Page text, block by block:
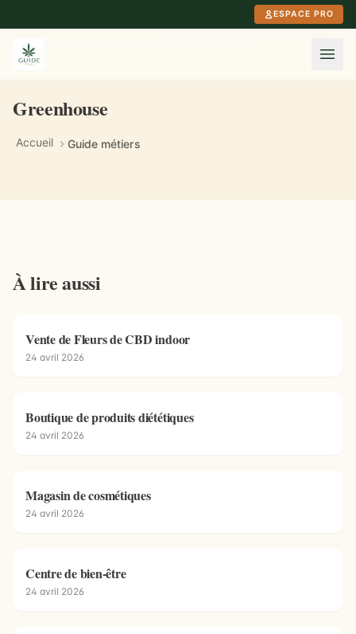
ESPACE PRO
Greenhouse
Accueil Guide métiers
À lire aussi
Vente de Fleurs de CBD indoor
24 avril 2026
Boutique de produits diététiques
24 avril 2026
Magasin de cosmétiques
24 avril 2026
Centre de bien-être
24 avril 2026